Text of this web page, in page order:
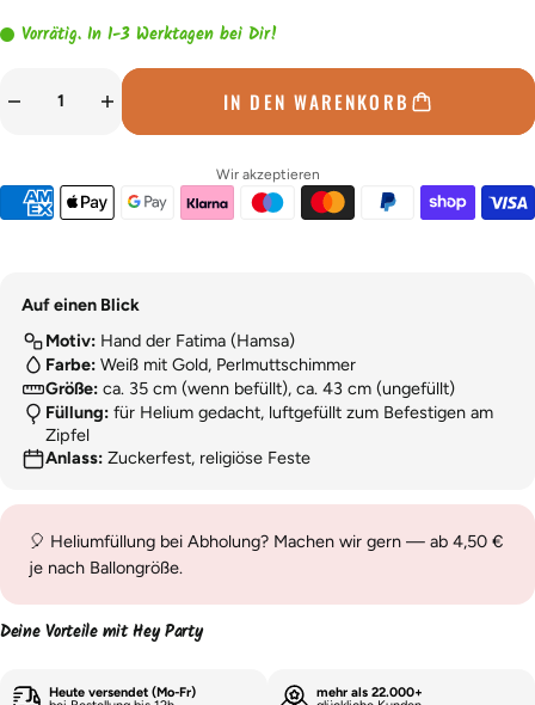
Vorrätig. In 1-3 Werktagen bei Dir!
IN DEN WARENKORB
Wir akzeptieren
Auf einen Blick
Motiv: Hand der Fatima (Hamsa)
Farbe: Weiß mit Gold, Perlmuttschimmer
Größe: ca. 35 cm (wenn befüllt), ca. 43 cm (ungefüllt)
Füllung: für Helium gedacht, luftgefüllt zum Befestigen am
Zipfel
Anlass: Zuckerfest, religiöse Feste
🎈 Heliumfüllung bei Abholung? Machen wir gern — ab 4,50 €
je nach Ballongröße.
Deine Vorteile mit Hey Party
Heute versendet (Mo-Fr)
mehr als 22.000+